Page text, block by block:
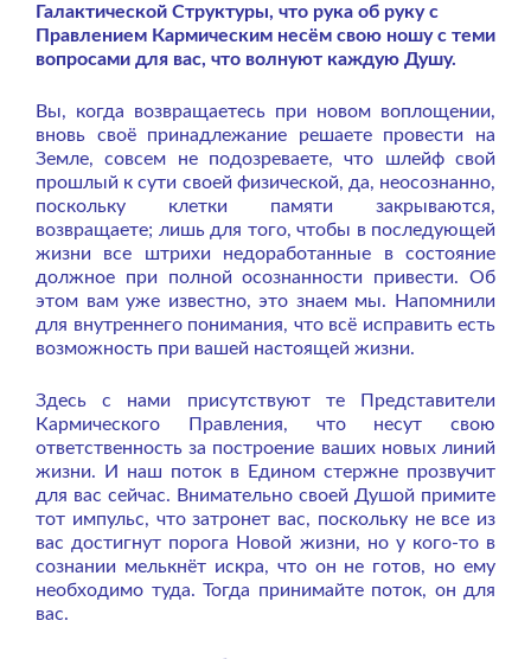
Галактической Структуры, что рука об руку с
Правлением Кармическим несём свою ношу с теми
вопросами для вас, что волнуют каждую Душу.
Вы, когда возвращаетесь при новом воплощении,
вновь своё принадлежание решаете провести на
Земле, совсем не подозреваете, что шлейф свой
прошлый к сути своей физической, да, неосознанно,
поскольку клетки памяти закрываются,
возвращаете; лишь для того, чтобы в последующей
жизни все штрихи недоработанные в состояние
должное при полной осознанности привести. Об
этом вам уже известно, это знаем мы. Напомнили
для внутреннего понимания, что всё исправить есть
возможность при вашей настоящей жизни.
Здесь с нами присутствуют те Представители
Кармического Правления, что несут свою
ответственность за построение ваших новых линий
жизни. И наш поток в Едином стержне прозвучит
для вас сейчас. Внимательно своей Душой примите
тот импульс, что затронет вас, поскольку не все из
вас достигнут порога Новой жизни, но у кого-то в
сознании мелькнёт искра, что он не готов, но ему
необходимо туда. Тогда принимайте поток, он для
вас.